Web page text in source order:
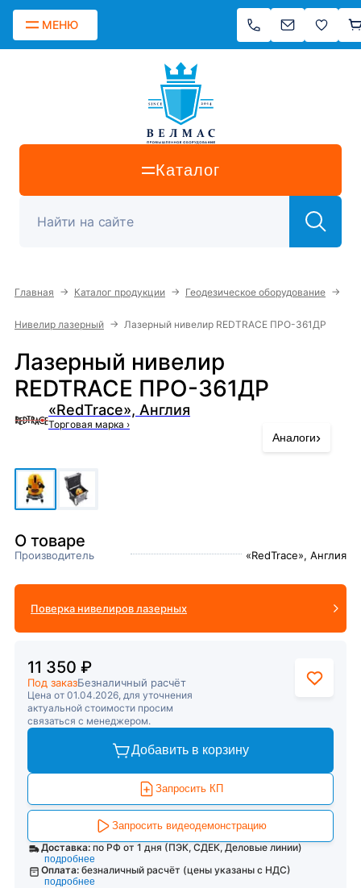
МЕНЮ
Каталог
Главная → Каталог продукции → Геодезическое оборудование →
Нивелир лазерный → Лазерный нивелир REDTRACE ПРО-361ДР
Лазерный нивелир
REDTRACE ПРО-361ДР
«RedTrace», Англия
Торговая марка ›
Аналоги›
О товаре
Производитель «RedTrace», Англия
Поверка нивелиров лазерных
11 350 ₽
Под заказБезналичный расчёт
Цена от 01.04.2026, для уточнения
актуальной стоимости просим
связаться с менеджером.
Добавить в корзину
Запросить КП
Запросить видеодемонстрацию
Доставка: по РФ от 1 дня (ПЭК, СДЕК, Деловые линии)
подробнее
Оплата: безналичный расчёт (цены указаны с НДС)
подробнее